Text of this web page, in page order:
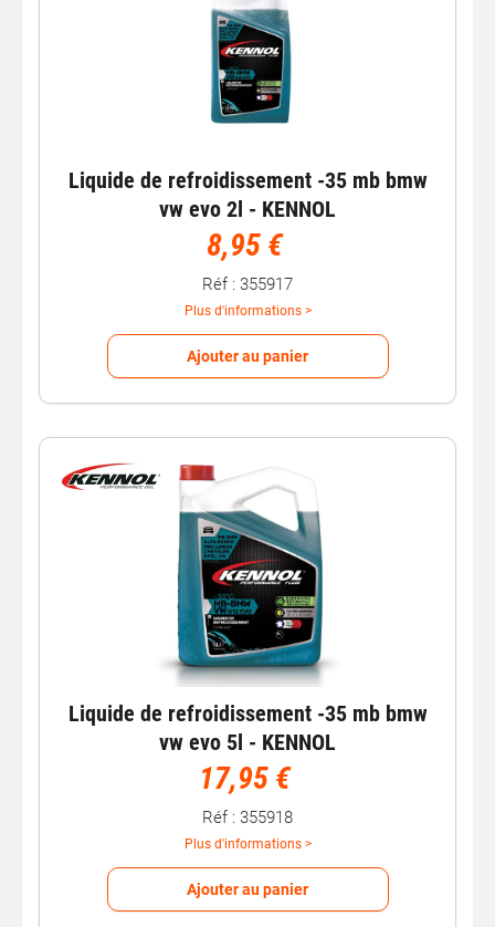
Liquide de refroidissement -35 mb bmw
vw evo 2l - KENNOL
8,95 €
Réf : 355917
Plus d'informations >
Ajouter au panier
Liquide de refroidissement -35 mb bmw
vw evo 5l - KENNOL
17,95 €
Réf : 355918
Plus d'informations >
Ajouter au panier